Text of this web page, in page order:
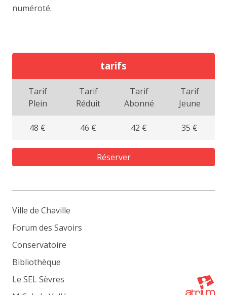
tarifs
Tarif
Plein
Tarif
Réduit
Tarif
Abonné
Tarif
Jeune
48 € 46 € 42 € 35 €
Réserver
numéroté.
Ville de Chaville
Forum des Savoirs
Conservatoire
Bibliothèque
Le SEL Sèvres